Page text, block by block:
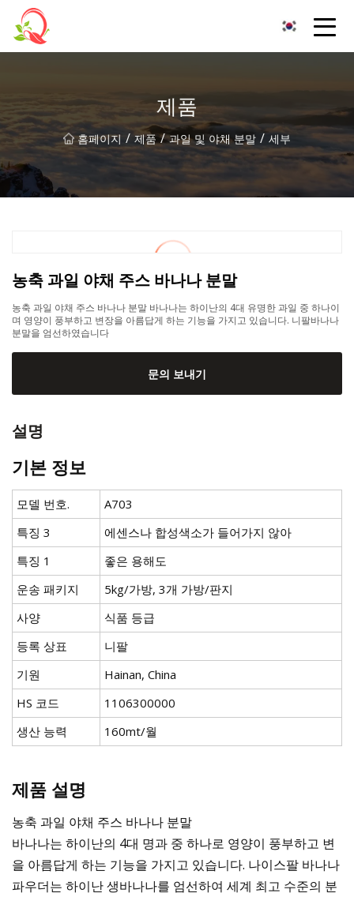
제품
홈페이지 / 제품 / 과일 및 야채 분말 / 세부
농축 과일 야채 주스 바나나 분말
농축 과일 야채 주스 바나나 분말 바나나는 하이난의 4대 유명한 과일 중 하나이
며 영양이 풍부하고 변장을 아름답게 하는 기능을 가지고 있습니다. 니팔바나나
분말을 엄선하였습니다
문의 보내기
설명
기본 정보
모델 번호.
A703
특징 3
에센스나 합성색소가 들어가지 않아
특징 1
좋은 용해도
운송 패키지
5kg/가방, 3개 가방/판지
사양
식품 등급
등록 상표
니팔
기원
Hainan, China
HS 코드
1106300000
생산 능력
160mt/월
제품 설명
농축 과일 야채 주스 바나나 분말
바나나는 하이난의 4대 명과 중 하나로 영양이 풍부하고 변
을 아름답게 하는 기능을 가지고 있습니다. 나이스팔 바나나
파우더는 하이난 생바나나를 엄선하여 세계 최고 수준의 분